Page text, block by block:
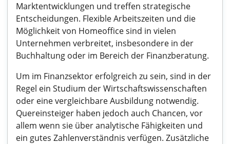
Marktentwicklungen und treffen strategische
Entscheidungen. Flexible Arbeitszeiten und die
Möglichkeit von Homeoffice sind in vielen
Unternehmen verbreitet, insbesondere in der
Buchhaltung oder im Bereich der Finanzberatung.
Um im Finanzsektor erfolgreich zu sein, sind in der
Regel ein Studium der Wirtschaftswissenschaften
oder eine vergleichbare Ausbildung notwendig.
Quereinsteiger haben jedoch auch Chancen, vor
allem wenn sie über analytische Fähigkeiten und
ein gutes Zahlenverständnis verfügen. Zusätzliche